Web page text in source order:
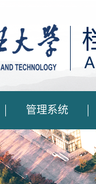
管理系统